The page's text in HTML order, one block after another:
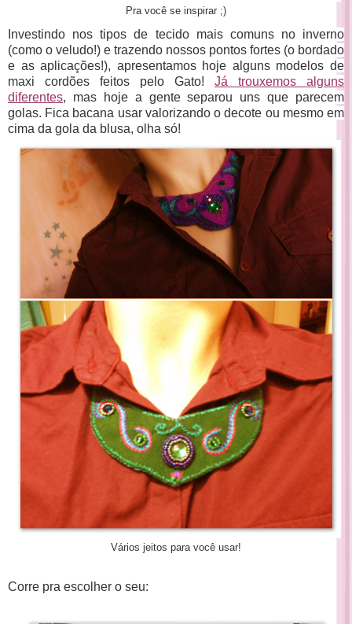
Pra você se inspirar ;)
Investindo nos tipos de tecido mais comuns no inverno
(como o veludo!) e trazendo nossos pontos fortes (o bordado
e as aplicações!), apresentamos hoje alguns modelos de
maxi cordões feitos pelo Gato!
Já trouxemos alguns
diferentes, mas hoje a gente separou uns que parecem
golas. Fica bacana usar valorizando o decote ou mesmo em
cima da gola da blusa, olha só!
Vários jeitos para você usar!
Corre pra escolher o seu: